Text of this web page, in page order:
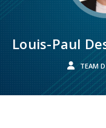
Louis-Paul
TEAM